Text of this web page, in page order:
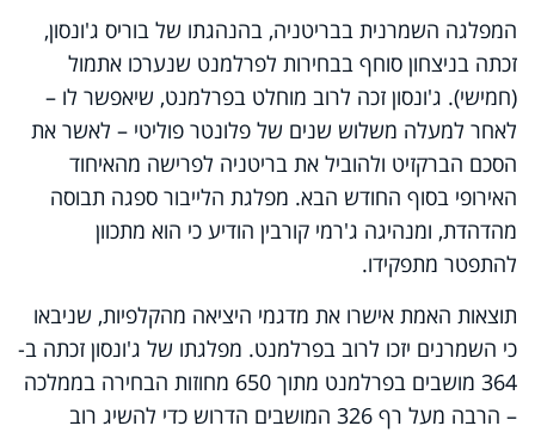
המפלגה השמרנית בבריטניה, בהנהגתו של בוריס ג'ונסון,
זכתה בניצחון סוחף בבחירות לפרלמנט שנערכו אתמול
(חמישי). ג'ונסון זכה לרוב מוחלט בפרלמנט, שיאפשר לו –
לאחר למעלה משלוש שנים של פלונטר פוליטי – לאשר את
הסכם הברקזיט ולהוביל את בריטניה לפרישה מהאיחוד
האירופי בסוף החודש הבא. מפלגת הלייבור ספגה תבוסה
מהדהדת, ומנהיגה ג'רמי קורבין הודיע כי הוא מתכוון
להתפטר מתפקידו.
תוצאות האמת אישרו את מדגמי היציאה מהקלפיות, שניבאו
כי השמרנים יזכו לרוב בפרלמנט. מפלגתו של ג'ונסון זכתה ב-
364 מושבים בפרלמנט מתוך 650 מחוזות הבחירה בממלכה
– הרבה מעל רף 326 המושבים הדרוש כדי להשיג רוב